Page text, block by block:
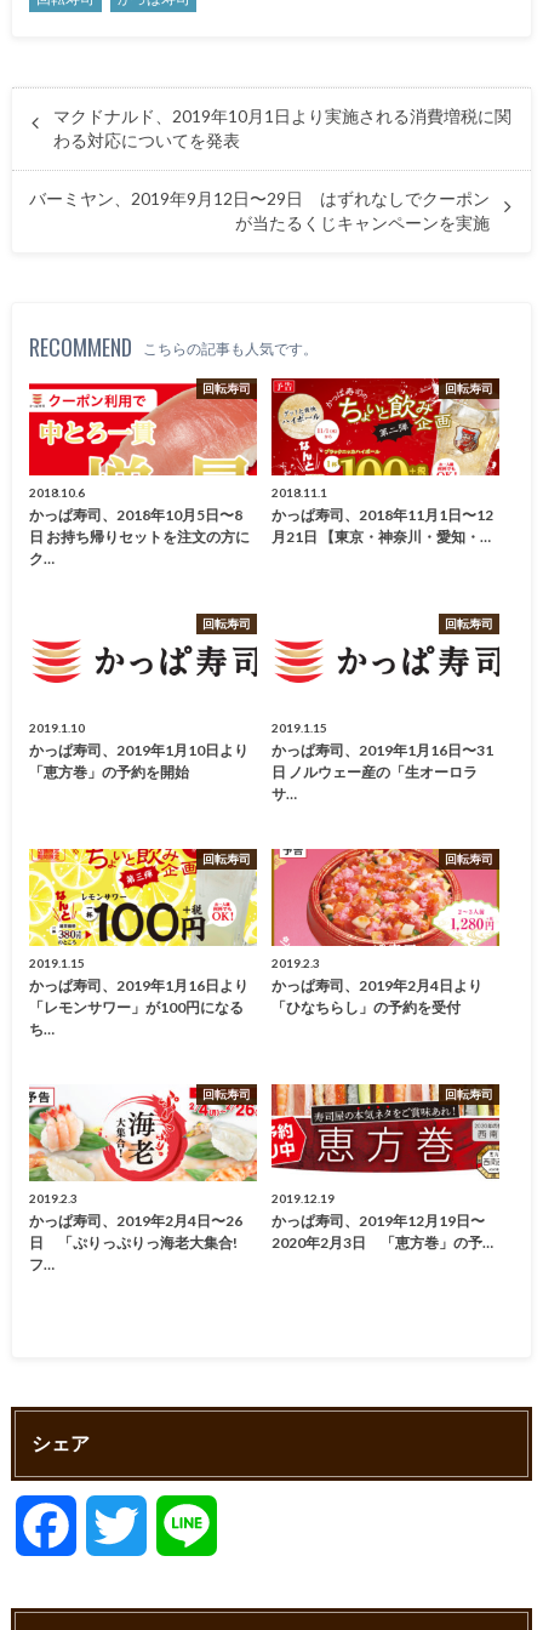
マクドナルド、2019年10月1日より実施される消費増税に関
わる対応についてを発表
バーミヤン、2019年9月12日〜29日 はずれなしでクーポン
が当たるくじキャンペーンを実施
RECOMMEND こちらの記事も人気です。
回転寿司
2018.10.6
かっぱ寿司、2018年10月5日〜8
日 お持ち帰りセットを注文の方に
ク…
回転寿司
2018.11.1
かっぱ寿司、2018年11月1日〜12
月21日 【東京・神奈川・愛知・…
回転寿司
2019.1.10
かっぱ寿司、2019年1月10日より
「恵方巻」の予約を開始
回転寿司
2019.1.15
かっぱ寿司、2019年1月16日〜31
日 ノルウェー産の「生オーロラ
サ…
回転寿司
2019.1.15
かっぱ寿司、2019年1月16日より
「レモンサワー」が100円になる
ち…
回転寿司
2019.2.3
かっぱ寿司、2019年2月4日より
「ひなちらし」の予約を受付
回転寿司
2019.2.3
かっぱ寿司、2019年2月4日〜26
日 「ぷりっぷりっ海老大集合!
フ…
回転寿司
2019.12.19
かっぱ寿司、2019年12月19日〜
2020年2月3日 「恵方巻」の予…
シェア